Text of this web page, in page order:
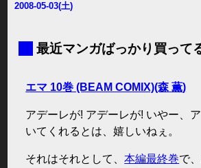
2008-05-03(土)
最近マンガばっかり買って
エマ 10巻 (BEAM COMIX)(森 薫)
アデーレが! アデーレが! いやー、
いてくれるとは、嬉しいねぇ。
それはそれとして、本編最終巻で